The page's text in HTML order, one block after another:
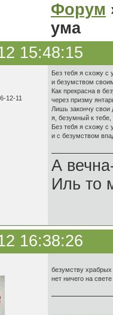
Форум
ума
15:48:15
12-11
Без тебя я схожу с
и безумством
Как прекрасна в
через призму
Лишь закончу свои
я, безумный к тебе,
Без тебя я схожу с
и с безумством
А
Иль то
16:38:26
безумству
нет ничего на